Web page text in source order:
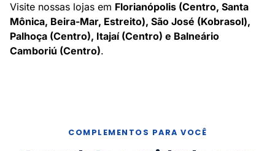
Visite nossas lojas em Florianópolis (Centro, Santa
Mônica, Beira-Mar, Estreito), São José (Kobrasol),
Palhoça (Centro), Itajaí (Centro) e Balneário
Camboriú (Centro).
COMPLEMENTOS PARA VOCÊ